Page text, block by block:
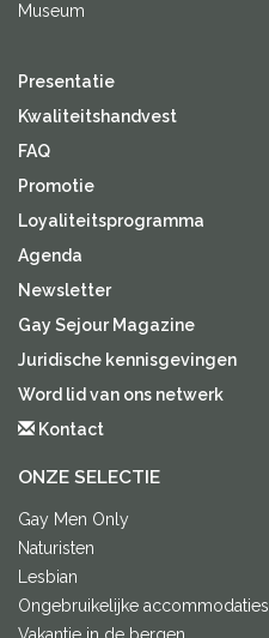
Museum
Presentatie
Kwaliteitshandvest
FAQ
Promotie
Loyaliteitsprogramma
Agenda
Newsletter
Gay Sejour Magazine
Juridische kennisgevingen
Word lid van ons netwerk
Kontact
ONZE SELECTIE
Gay Men Only
Naturisten
Lesbian
Ongebruikelijke accommodaties